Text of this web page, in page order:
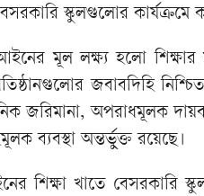
স্কুলগুলোর কার্যক্রমে
মূল লক্ষ্য হলো শিক্ষার
জবাবদিহি
জরিমানা, অপরাধমূলক
ব্যবস্থা অন্তর্ভুক্ত রয়েছে।
শিক্ষা খাতে